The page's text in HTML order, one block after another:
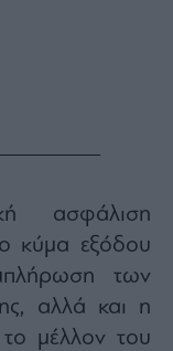
ασφάλιση
κύμα εξόδου
των
αλλά και η
μέλλον του